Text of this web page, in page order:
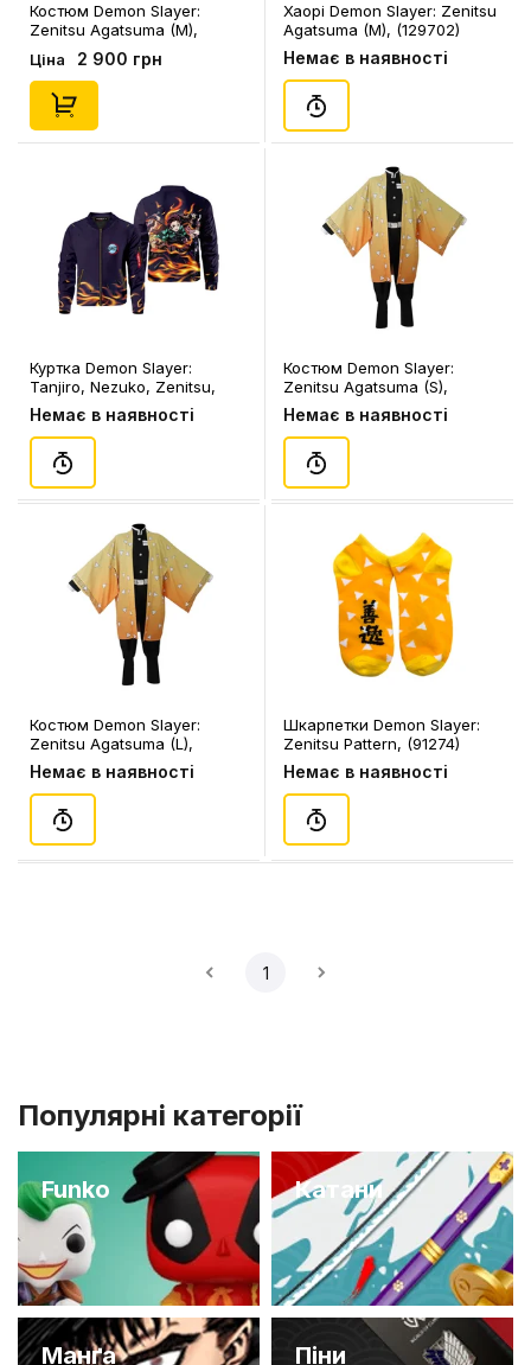
Костюм Demon Slayer:
Zenitsu Agatsuma (M),
(129388)
Ціна 2 900 грн
Хаорі Demon Slayer: Zenitsu
Agatsuma (M), (129702)
Немає в наявності
Куртка Demon Slayer:
Tanjiro, Nezuko, Zenitsu,
Inosuke (2XL), (109990)
Немає в наявності
Костюм Demon Slayer:
Zenitsu Agatsuma (S),
(129091)
Немає в наявності
Костюм Demon Slayer:
Zenitsu Agatsuma (L),
(129724)
Немає в наявності
Шкарпетки Demon Slayer:
Zenitsu Pattern, (91274)
Немає в наявності
1
Популярні категорії
Funko Катани
Манґа Піни